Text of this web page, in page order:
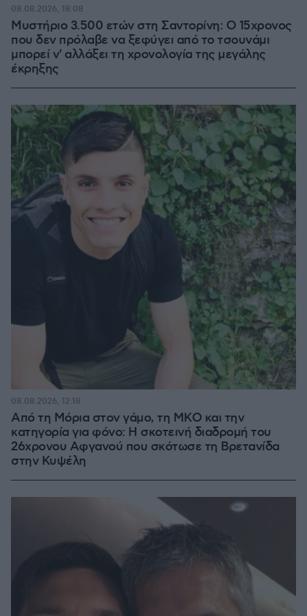
Μυστήριο 3.500 ετών στη Σαντορίνη: Ο 15χρονος
που δεν πρόλαβε να ξεφύγει από το τσουνάμι
μπορεί ν' αλλάξει τη χρονολογία της μεγάλης
έκρηξης
08.08.2026, 18:08
Από τη Μόρια στον γάμο, τη ΜΚΟ και την
κατηγορία για φόνο: Η σκοτεινή διαδρομή του
26χρονου Αφγανού που σκότωσε τη Βρετανίδα
στην Κυψέλη
08.08.2026, 12:18